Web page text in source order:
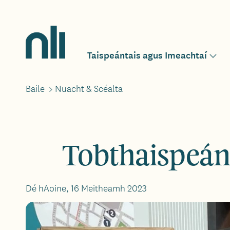
Home,
National
Library
Main
navigation
Taispeántais agus Imeachtaí
Breadcrumbs
Baile > Nuacht & Scéalta
Dé hAoine, 16 Meitheamh 2023